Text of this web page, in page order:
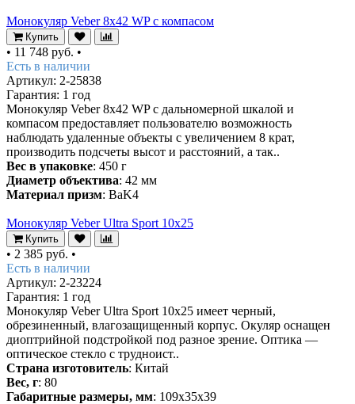
Монокуляр Veber 8х42 WP с компасом
Купить
• 11 748 руб. •
Есть в наличии
Артикул: 2-25838
Гарантия: 1 год
Монокуляр Veber 8х42 WP с дальномерной шкалой и
компасом предоставляет пользователю возможность
наблюдать удаленные объекты с увеличением 8 крат,
производить подсчеты высот и расстояний, а так..
Вес в упаковке: 450 г
Диаметр объектива: 42 мм
Материал призм: BaK4
Монокуляр Veber Ultra Sport 10x25
Купить
• 2 385 руб. •
Есть в наличии
Артикул: 2-23224
Гарантия: 1 год
Монокуляр Veber Ultra Sport 10x25 имеет черный,
обрезиненный, влагозащищенный корпус. Окуляр оснащен
диоптрийной подстройкой под разное зрение. Оптика —
оптическое стекло с трудноист..
Страна изготовитель: Китай
Вес, г: 80
Габаритные размеры, мм: 109x35x39